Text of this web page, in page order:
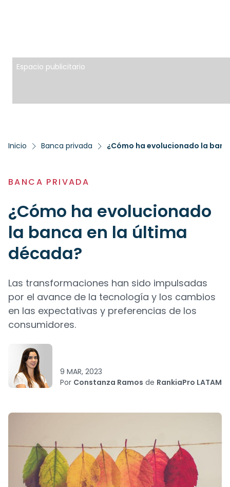
Espacio publicitario
Inicio Banca privada ¿Cómo ha evolucionado la
BANCA PRIVADA
¿Cómo ha evolucionado
la banca en la última
década?
Las transformaciones han sido impulsadas
por el avance de la tecnología y los cambios
en las expectativas y preferencias de los
consumidores.
9 MAR, 2023
Por Constanza Ramos de RankiaPro LATAM